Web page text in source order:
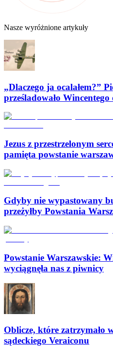
Nasze wyróżnione artykuły
„Dlaczego ja ocalałem?”
prześladowało
Jezus z przestrzelonym
pamięta powstanie
Gdyby nie wypastowany
przeżyłby Powstania
Powstanie Warszawskie:
wyciągnęła nas z piwnicy
Oblicze, które zatrzymało
sądeckiego Veraiconu